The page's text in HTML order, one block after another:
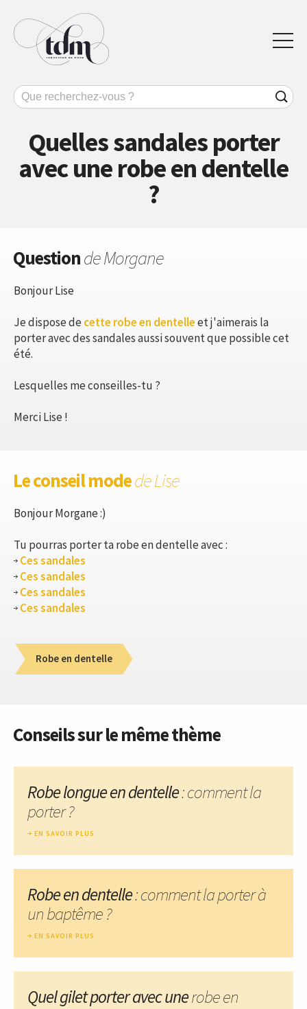
Quelles sandales porter
avec une robe en dentelle
?
Questionde Morgane
Bonjour Lise
Je dispose decette robe en dentelleet j'aimerais la
porter avec des sandales aussi souvent que possible cet
été.
Lesquelles me conseilles-tu ?
Merci Lise !
Le conseil modede Lise
Bonjour Morgane :)
Tu pourras porter ta robe en dentelle avec :
Ces sandales
Ces sandales
Ces sandales
Ces sandales
Robe en dentelle
Conseils sur le même thème
Robe longue en dentelle: comment la
porter ?
EN SAVOIR PLUS
Robe en dentelle: comment la porter à
un baptême ?
EN SAVOIR PLUS
Quel gilet porter avec unerobe en